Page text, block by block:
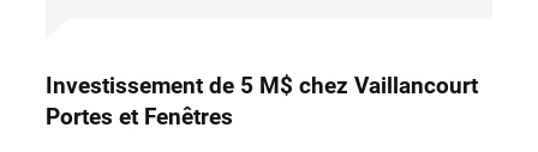
Investissement de 5 M$ chez Vaillancourt
Portes et Fenêtres